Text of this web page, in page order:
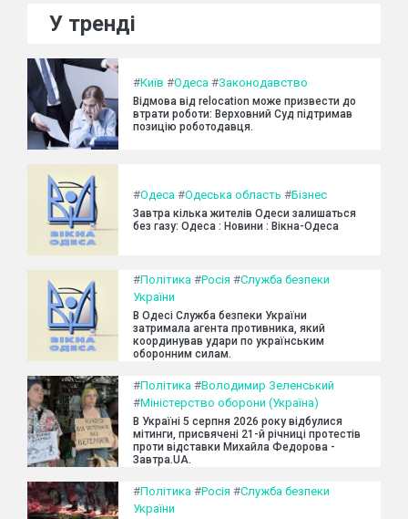
У тренді
#Київ #Одеса #Законодавство
Відмова від relocation може призвести до
втрати роботи: Верховний Суд підтримав
позицію роботодавця.
#Одеса #Одеська область #Бізнес
Завтра кілька жителів Одеси залишаться
без газу: Одеса : Новини : Вікна-Одеса
#Політика #Росія #Служба безпеки
України
В Одесі Служба безпеки України
затримала агента противника, який
координував удари по українським
оборонним силам.
#Політика #Володимир Зеленський
#Міністерство оборони (Україна)
В Україні 5 серпня 2026 року відбулися
мітинги, присвячені 21-й річниці протестів
проти відставки Михайла Федорова -
Завтра.UA.
#Політика #Росія #Служба безпеки
України